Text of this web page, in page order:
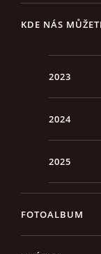
KDE NÁS
2023
2024
2025
FOTOALBUM